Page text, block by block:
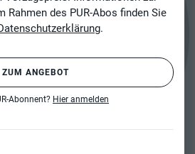
Rahmen des PUR-Abos finden Sie
.
ZUM ANGEBOT
Abonnent? Hier anmelden